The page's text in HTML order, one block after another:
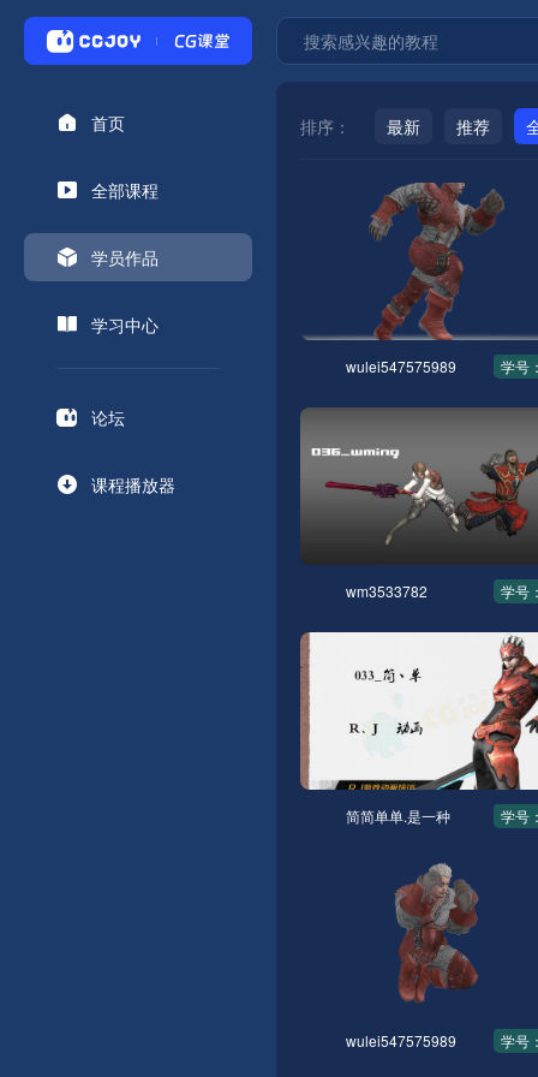
首页
全部课程
学员作品
学习中心
论坛
课程播放器
排序： 最新 推荐
wulei547575989 学号
wm3533782 学号
简简单单.是一种 学号
wulei547575989 学号